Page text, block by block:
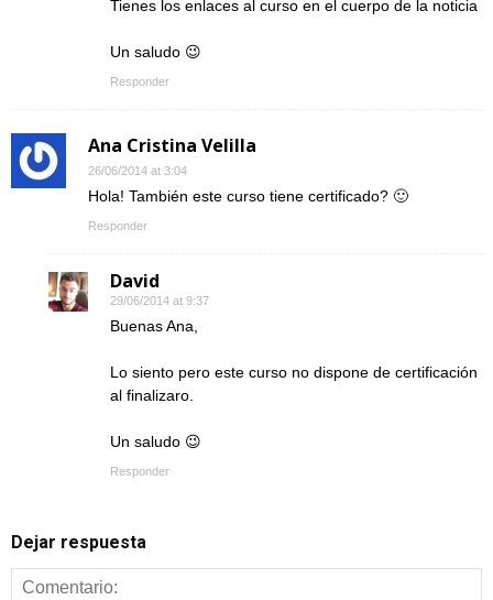
Tienes los enlaces al curso en el cuerpo de la noticia
Un saludo 😉
Responder
Ana Cristina Velilla
26/06/2014 at 3:04
Hola! También este curso tiene certificado? 🙂
Responder
David
29/06/2014 at 9:37
Buenas Ana,
Lo siento pero este curso no dispone de certificación
al finalizaro.
Un saludo 😉
Responder
Dejar respuesta